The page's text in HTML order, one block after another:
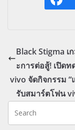
Black Stigma
ะการต่อสู้! เปิดท
vivo จัดกิจกรรม
รับสมาร์ตโฟน